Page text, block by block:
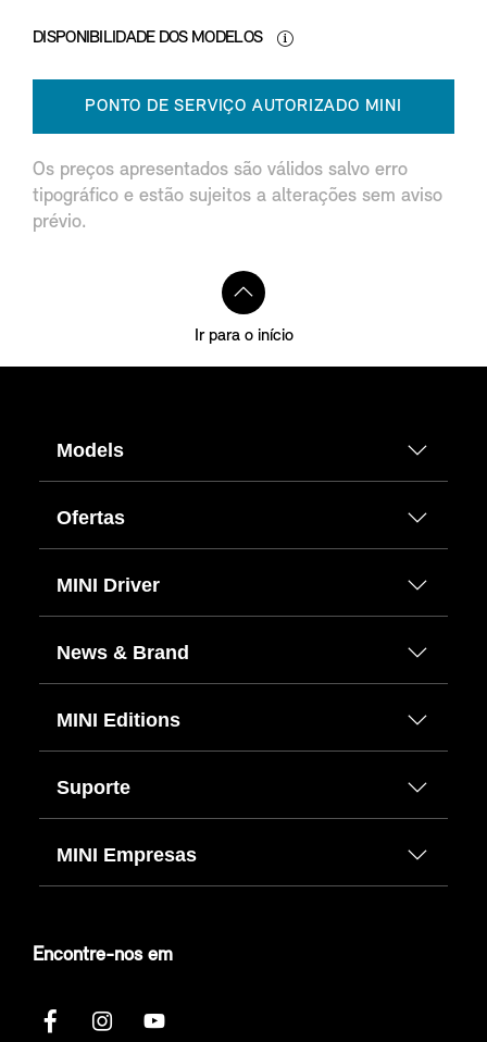
DISPONIBILIDADE DOS MODELOS
PONTO DE SERVIÇO AUTORIZADO MINI
Os preços apresentados são válidos salvo erro
tipográfico e estão sujeitos a alterações sem aviso
prévio.
Ir para o início
Models
Ofertas
MINI Driver
News & Brand
MINI Editions
Suporte
MINI Empresas
Encontre-nos em